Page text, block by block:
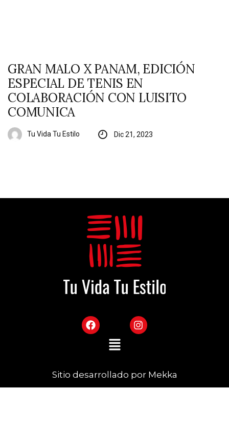
GRAN MALO X PANAM, EDICIÓN
ESPECIAL DE TENIS EN
COLABORACIÓN CON LUISITO
COMUNICA
Tu Vida Tu Estilo Dic 21, 2023
Sitio desarrollado por Mekka